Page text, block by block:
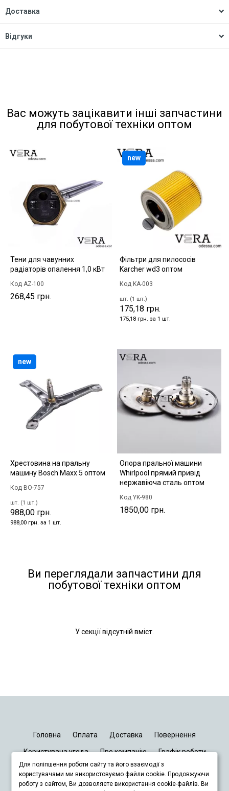
Доставка
Відгуки
Вас можуть зацікавити інші запчастини
для побутової техніки оптом
Тени для чавунних
радіаторів опалення 1,0 кВт
Код AZ-100
268,45 грн.
Фільтри для пилососів
Karcher wd3 оптом
Код KA-003
шт. (1 шт.)
175,18 грн.
175,18 грн. за 1 шт.
new
Хрестовина на пральну
машину Bosch Maxx 5 оптом
Код BO-757
шт. (1 шт.)
988,00 грн.
988,00 грн. за 1 шт.
new
Опора пральної машини
Whirlpool прямий привід
нержавіюча сталь оптом
Код YK-980
1850,00 грн.
Ви переглядали запчастини для
побутової техніки оптом
У секції відсутній вміст.
Головна Оплата Доставка Повернення
Користувача угода Про компанію Графік роботи
Київ Дніпро Запоріжжя Львів
Для поліпшення роботи сайту та його взаємодії з
користувачами ми використовуємо файли cookie. Продовжуючи
роботу з сайтом, Ви дозволяєте використання cookie-файлів. Ви